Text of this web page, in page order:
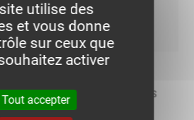
continu selon NF EN 10 346 - BS
utilise des
et vous donne
sur ceux que
activer
Tout accepter